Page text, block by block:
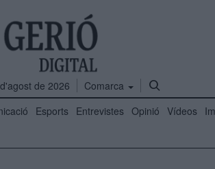
de 2026
Comarca
Esports Entrevistes Opinió Vídeos